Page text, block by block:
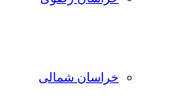
خراسان شمالی